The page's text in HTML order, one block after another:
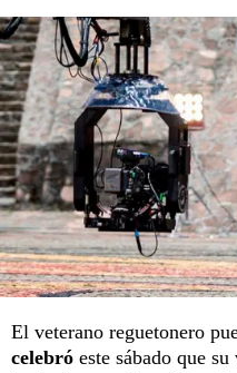
El veterano reguetonero
celebró este sábado que